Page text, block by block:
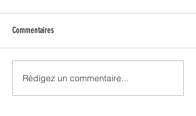
Retour sur les chapeaux de roues !
Commentaires
Rédigez un commentaire...